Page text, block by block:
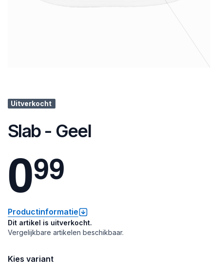
Uitverkocht
Slab - Geel
099
Productinformatie
Dit artikel is uitverkocht.
Vergelijkbare artikelen beschikbaar.
Kies variant